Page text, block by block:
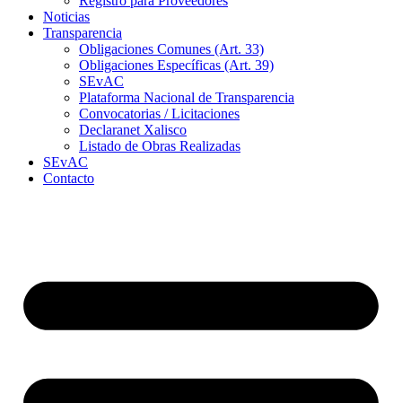
Noticias
Transparencia
Obligaciones Comunes (Art. 33)
Obligaciones Específicas (Art. 39)
SEvAC
Plataforma Nacional de Transparencia
Convocatorias / Licitaciones
Declaranet Xalisco
Listado de Obras Realizadas
SEvAC
Contacto